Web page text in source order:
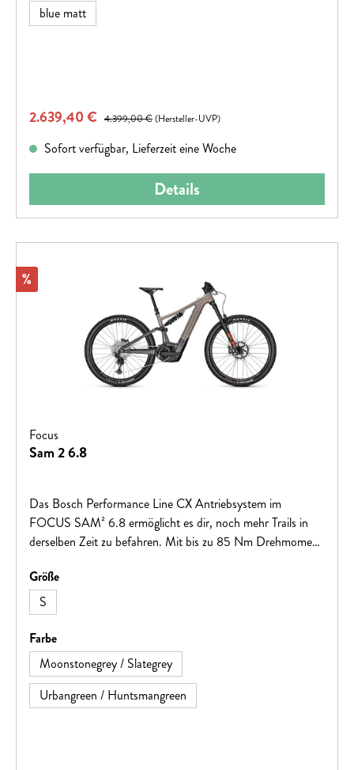
blue matt
Verkaufspreis:
2.639,40 € Regulärer Preis:
4.399,00 €(Hersteller-UVP)
Sofort verfügbar, Lieferzeit eine Woche
Details
Rabatt
%
Focus
Sam 2 6.8
Das Bosch Performance Line CX Antriebsystem im
FOCUS SAM² 6.8 ermöglicht es dir, noch mehr Trails in
derselben Zeit zu befahren. Mit bis zu 85 Nm Drehmoment
steilen Anstiegen. Trotz der starken Motorunterstützung
bleibt das Bike spielerisch kontrollierbar, selbst auf
herausfordernden Trail-Passagen. Die 750 Wh Slide-Out-
Batterie kann über die integrierte Ladebuchse am Sitzrohr
des E-MTBs geladen werden oder leicht und schnell ohne
Werkzeug entnommen werden, indem du die Schnalle der
Abdeckung entriegelst und die Batterie an der Lasche
herausziehst.
Größeauswählen
S
Farbeauswählen
Moonstonegrey / Slategrey
Urbangreen / Huntsmangreen